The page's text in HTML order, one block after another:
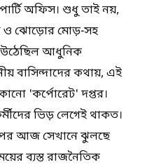
অফিস। শুধু তাই নয়,
ও ঝোড়োর মোড়-সহ
উঠেছিল আধুনিক
বাসিন্দাদের কথায়, এই
'কর্পোরেট' দপ্তর।
ভিড় লেগেই থাকত।
পর আজ সেখানে ঝুলছে
ব্যস্ত রাজনৈতিক